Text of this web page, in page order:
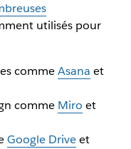
utilisés pour
commeAsana et
comme Miro et
Google Driveet